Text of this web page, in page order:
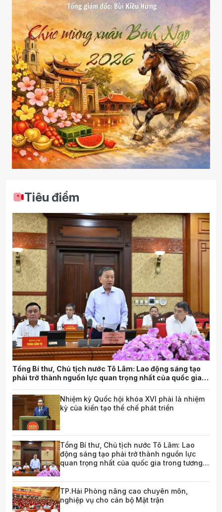
Tiêu điểm
Tổng Bí thư, Chủ tịch nước Tô Lâm: Lao động sáng tạo
phải trở thành nguồn lực quan trọng nhất của quốc gia
Nhiệm kỳ Quốc hội khóa XVI phải là nhiệm
kỳ của kiến tạo thể chế phát triển
Tổng Bí thư, Chủ tịch nước Tô Lâm: Lao
động sáng tạo phải trở thành nguồn lực
quan trọng nhất của quốc gia trong tương
TP.Hải Phòng nâng cao chuyên môn,
nghiệp vụ cho cán bộ Mặt trận